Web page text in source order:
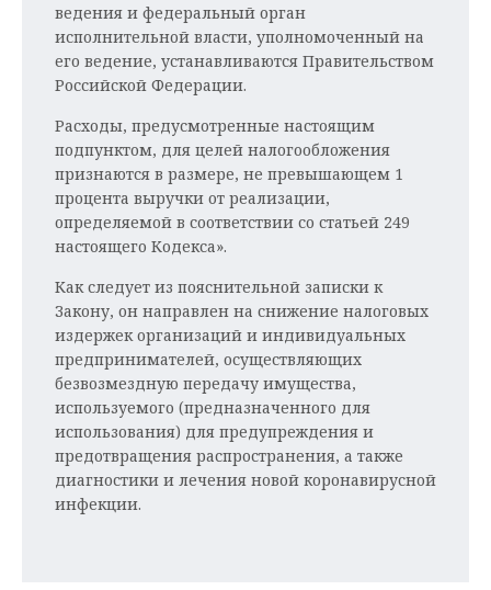
ведения и федеральный орган
исполнительной власти, уполномоченный на
его ведение, устанавливаются Правительством
Российской Федерации.
Расходы, предусмотренные настоящим
подпунктом, для целей налогообложения
признаются в размере, не превышающем 1
процента выручки от реализации,
определяемой в соответствии со статьей 249
настоящего Кодекса».
Как следует из пояснительной записки к
Закону, он направлен на снижение налоговых
издержек организаций и индивидуальных
предпринимателей, осуществляющих
безвозмездную передачу имущества,
используемого (предназначенного для
использования) для предупреждения и
предотвращения распространения, а также
диагностики и лечения новой коронавирусной
инфекции.